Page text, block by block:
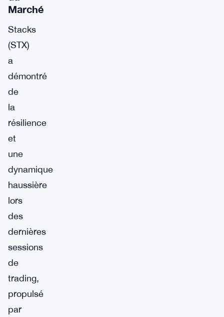
Marché
Stacks
(STX)
a
démontré
de
la
résilience
et
une
dynamique
haussière
lors
des
dernières
sessions
de
trading,
propulsé
par